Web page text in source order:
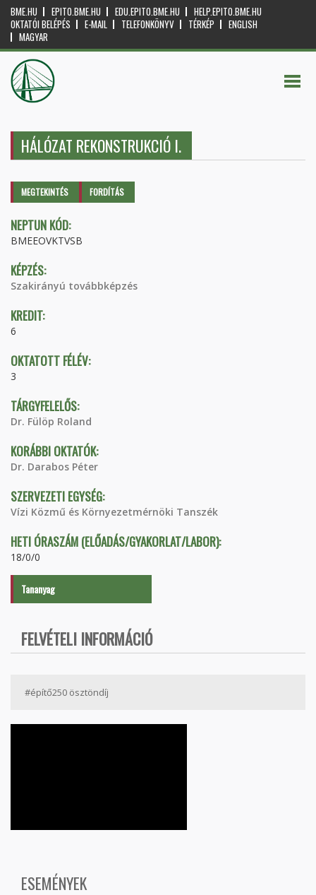
BME.HU EPITO.BME.HU EDU.EPITO.BME.HU
HELP.EPITO.BME.HU
OKTATÓI BELÉPÉS
E-MAIL TELEFONKÖNYV TÉRKÉP
ENGLISH
MAGYAR
HÁLÓZAT REKONSTRUKCIÓ I.
Elsődleges fülek
MEGTEKINTÉS (AKTÍVFORDÍTÁS
NEPTUN KÓD:
BMEEOVKTVSB
KÉPZÉS:
Szakirányú továbbképzés
KREDIT:
6
OKTATOTT FÉLÉV:
3
TÁRGYFELELŐS:
Dr. Fülöp Roland
KORÁBBI OKTATÓK:
Dr. Darabos Péter
SZERVEZETI EGYSÉG:
Vízi Közmű és Környezetmérnöki Tanszék
HETI ÓRASZÁM (ELŐADÁS/GYAKORLAT/LABOR):
18/0/0
Tananyag
FELVÉTELI INFORMÁCIÓ
#építő250 ösztöndíj
ESEMÉNYEK